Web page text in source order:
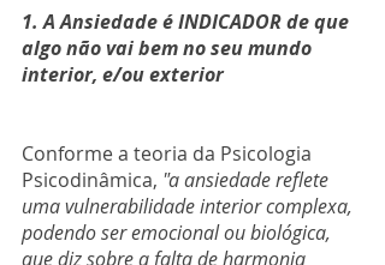
1. A Ansiedade é INDICADOR de que
algo não vai bem no seu mundo
interior, e/ou exterior
Conforme a teoria da Psicologia
Psicodinâmica, "a ansiedade reflete
uma vulnerabilidade interior complexa,
podendo ser emocional ou biológica,
que diz sobre a falta de harmonia